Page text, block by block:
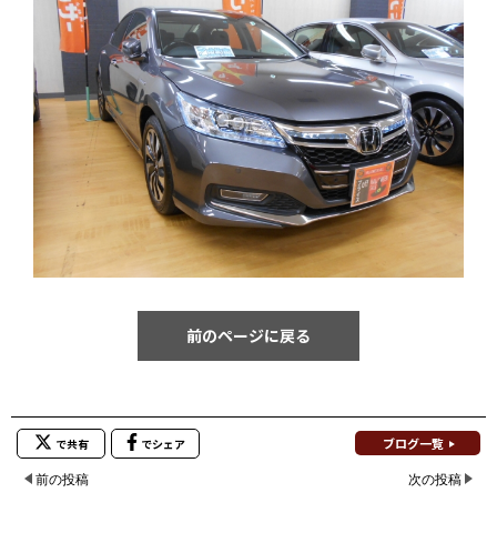
前のページに戻る
で共有 でシェア ブログ一覧
前の投稿 次の投稿